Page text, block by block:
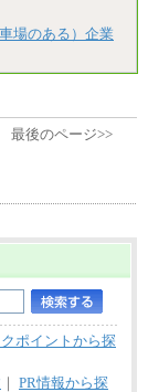
場のある）企業
最後のページ>>
ポイントから探
｜ PR情報から探